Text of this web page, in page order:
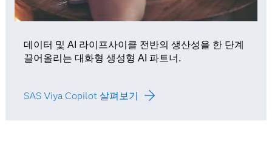
데이터 및 AI 라이프사이클 전반의 생산성을 한 단계
끌어올리는 대화형 생성형 AI 파트너.
SAS Viya Copilot 살펴보기